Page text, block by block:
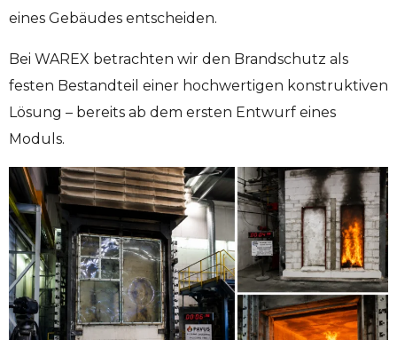
eines Gebäudes entscheiden.
Bei WAREX betrachten wir den Brandschutz als
festen Bestandteil einer hochwertigen konstruktiven
Lösung – bereits ab dem ersten Entwurf eines
Moduls.